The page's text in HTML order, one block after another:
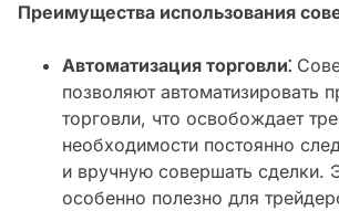
Преимущества использования
Автоматизация торговли⁚
позволяют автоматизировать
торговли, что освобождает
необходимости постоянно
и вручную совершать сделки.
особенно полезно для